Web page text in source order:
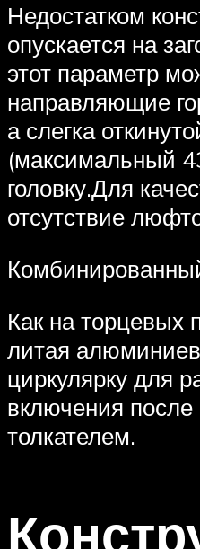
Недостатком
опускается на
этот параметр
направляющие
а слегка
(максимальный
головку.Для
отсутствие
Как на торцевых
литая
циркулярку для
включения после
толкателем.